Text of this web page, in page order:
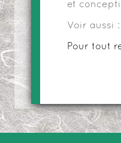
et
Voir aussi :
Pour tout